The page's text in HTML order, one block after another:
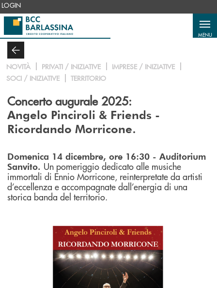
Salta al contenuto principale
LOGIN
MENU
NOVITÀ PRIVATI / INIZIATIVE
IMPRESE / INIZIATIVE
SOCI / INIZIATIVE
TERRITORIO
Concerto augurale 2025:
Angelo Pinciroli & Friends -
Ricordando Morricone.
Domenica 14 dicembre, ore 16:30 - Auditorium
Sanvito. Un pomeriggio dedicato alle musiche
immortali di Ennio Morricone, reinterpretate da artisti
d’eccellenza e accompagnate dall’energia di una
storica banda del territorio.